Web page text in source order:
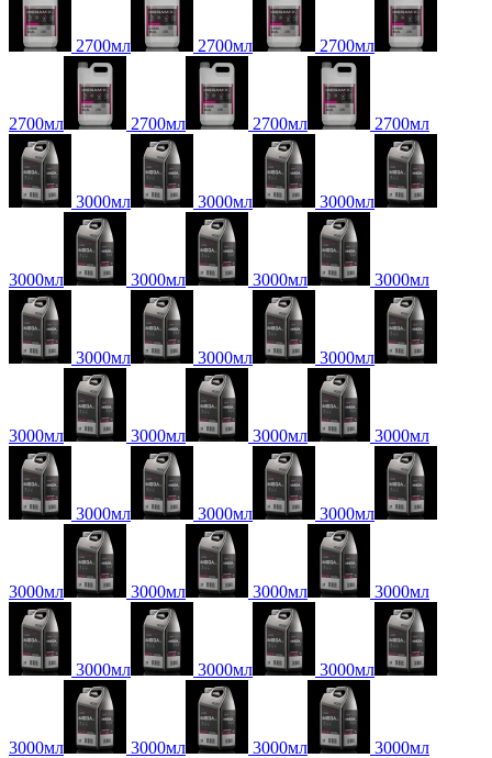
2700мл 2700мл 2700мл
2700мл 2700мл 2700мл 2700мл
3000мл 3000мл 3000мл
3000мл 3000мл 3000мл 3000мл
3000мл 3000мл 3000мл
3000мл 3000мл 3000мл 3000мл
3000мл 3000мл 3000мл
3000мл 3000мл 3000мл 3000мл
3000мл 3000мл 3000мл
3000мл 3000мл 3000мл 3000мл